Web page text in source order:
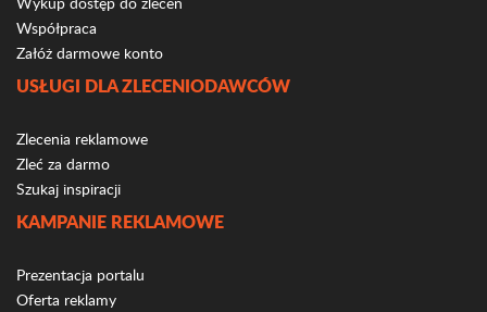
Współpraca
Załóż darmowe konto
USŁUGI DLA ZLECENIODAWCÓW
Zlecenia reklamowe
Zleć za darmo
Szukaj inspiracji
KAMPANIE REKLAMOWE
Prezentacja portalu
Oferta reklamy